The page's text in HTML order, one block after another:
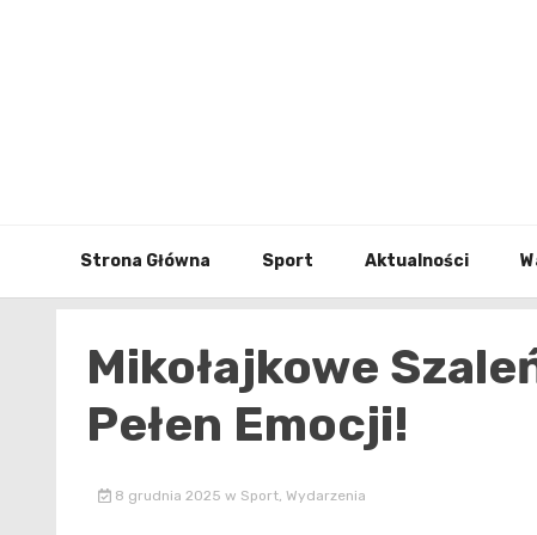
Strona Główna Sport Aktualności
Mikołajkowe
Pełen Emocji!
8 grudnia 2025 w Sport, Wydarzenia